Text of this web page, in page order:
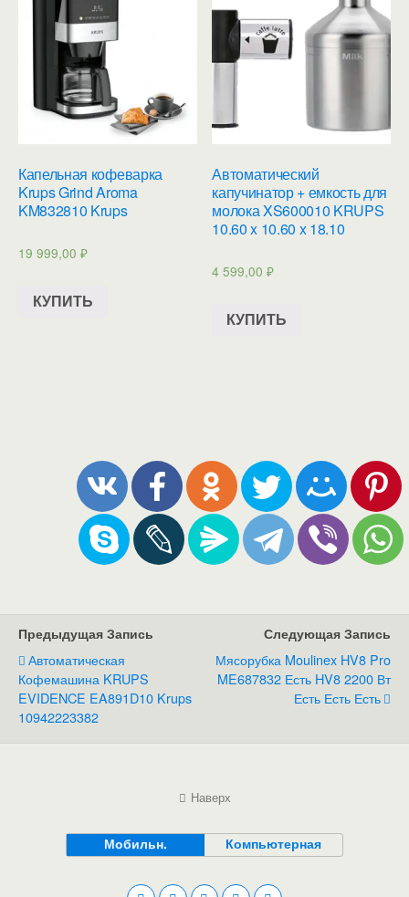
Капельная кофеварка
Krups Grind Aroma
KM832810 Krups
19 999,00 ₽
КУПИТЬ
Автоматический
капучинатор + емкость для
молока XS600010 KRUPS
10.60 x 10.60 x 18.10
4 599,00₽
КУПИТЬ
Предыдущая Запись
Автоматическая
Кофемашина KRUPS
EVIDENCE EA891D10 Krups
10942223382
Следующая Запись
Мясорубка Moulinex HV8 Pro
ME687832 Есть HV8 2200 Вт
Есть Есть Есть
Наверх
Мобильн. Компьютерная